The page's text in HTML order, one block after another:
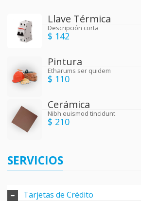
Llave Térmica
Descripción corta
$ 142
Pintura
Etharums ser quidem
$ 110
Cerámica
Nibh euismod tincidunt
$ 210
SERVICIOS
Tarjetas de Crédito